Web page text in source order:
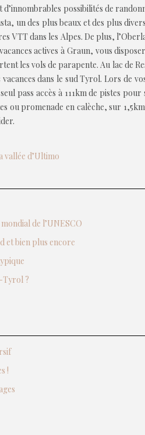
possibilités de
un des plus beaux et des plus
VTT dans les Alpes. De plus,
actives à Graun, vous
les vols de parapente. Au lac
dans le sud Tyrol. Lors de
pass accès à 111km de pistes
ou promenade en calèche, sur
vallée d’Ultimo
de l’UNESCO
et bien plus encore
Tyrol ?
!